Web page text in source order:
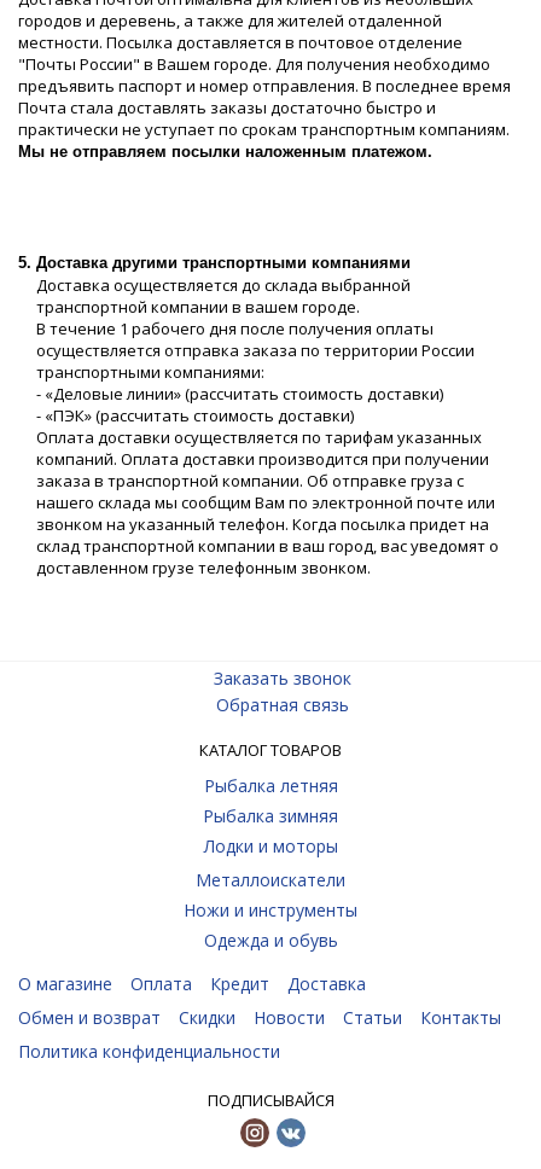
городов и деревень, а также для жителей отдаленной
местности. Посылка доставляется в почтовое отделение
"Почты России" в Вашем городе. Для получения необходимо
предъявить паспорт и номер отправления. В последнее время
Почта стала доставлять заказы достаточно быстро и
практически не уступает по срокам транспортным компаниям.
Мы не отправляем посылки наложенным платежом.
5. Доставка другими транспортными компаниями
Доставка осуществляется до склада выбранной
транспортной компании в вашем городе.
В течение 1 рабочего дня после получения оплаты
осуществляется отправка заказа по территории России
транспортными компаниями:
- «Деловые линии» (рассчитать стоимость доставки)
- «ПЭК» (рассчитать стоимость доставки)
Оплата доставки осуществляется по тарифам указанных
компаний. Оплата доставки производится при получении
заказа в транспортной компании. Об отправке груза с
нашего склада мы сообщим Вам по электронной почте или
звонком на указанный телефон. Когда посылка придет на
склад транспортной компании в ваш город, вас уведомят о
доставленном грузе телефонным звонком.
Заказать звонок
Обратная связь
КАТАЛОГ ТОВАРОВ
Рыбалка летняя
Рыбалка зимняя
Лодки и моторы
Металлоискатели
Ножи и инструменты
Одежда и обувь
О магазине
Оплата Кредит
Доставка
Обмен и возврат
Скидки Новости Статьи
Контакты
Политика конфиденциальности
ПОДПИСЫВАЙСЯ